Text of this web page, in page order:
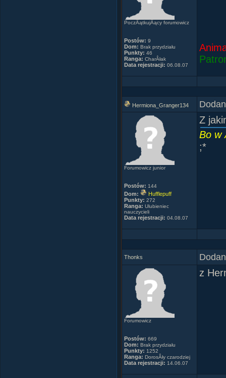
PoczÂątkujÂący forumowicz
Postów: 9
Dom: Brak przydziału
Punkty: 46
Ranga: CharÂłak
Data rejestracji: 06.08.07
Hermiona_Granger134
Forumowicz junior
Postów: 144
Dom:
Hufflepuff
Punkty: 272
Ranga: Ulubieniec
nauczycieli
Data rejestracji: 04.08.07
Z
Bo w
;*
Thonks
Forumowicz
Postów: 669
Dom: Brak przydziału
Punkty: 1252
Ranga: DorosÂły czarodziej
Data rejestracji: 14.06.07
z